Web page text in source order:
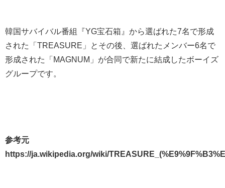
韓国サバイバル番組『YG宝石箱』から選ばれた7名で形成
された「TREASURE」とその後、選ばれたメンバー6名で
形成された「MAGNUM」が合同で新たに結成したボーイズ
グループです。
参考元
https://ja.wikipedia.org/wiki/